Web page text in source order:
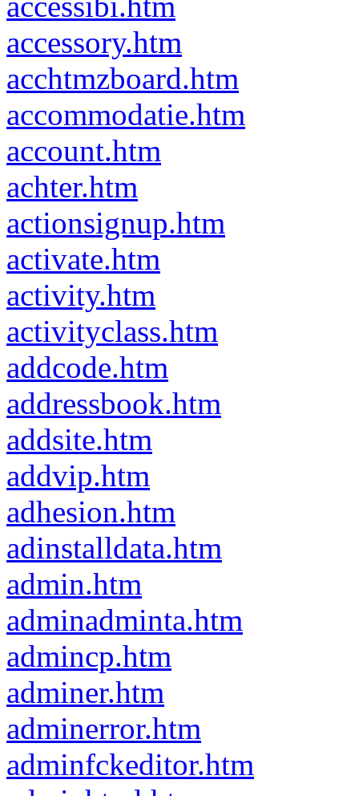
accessory.htm
acchtmzboard.htm
accommodatie.htm
account.htm
achter.htm
actionsignup.htm
activate.htm
activity.htm
activityclass.htm
addcode.htm
addressbook.htm
addsite.htm
addvip.htm
adhesion.htm
adinstalldata.htm
admin.htm
adminadminta.htm
admincp.htm
adminer.htm
adminerror.htm
adminfckeditor.htm